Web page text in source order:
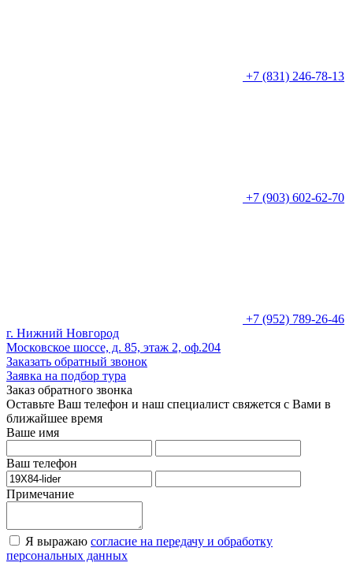
+7 (831) 246-78-13
+7 (903) 602-62-70
+7 (952) 789-26-46
г. Нижний Новгород
Московское шоссе, д. 85, этаж 2, оф.204
Заказать обратный звонок
Заявка на подбор тура
Заказ обратного звонка
Оставьте Ваш телефон и наш специалист свяжется с Вами в
ближайшее время
Ваше имя
Ваш телефон
Примечание
Я выражаю согласие на передачу и обработку
персональных данных